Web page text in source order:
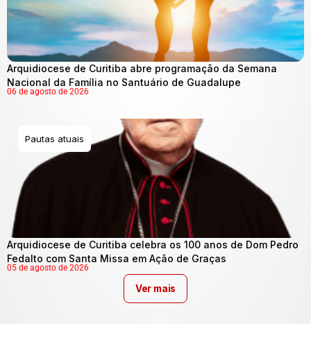
Arquidiocese de Curitiba abre programação da Semana
Nacional da Família no Santuário de Guadalupe
06 de agosto de 2026
Pautas atuais
Arquidiocese de Curitiba celebra os 100 anos de Dom Pedro
Fedalto com Santa Missa em Ação de Graças
05 de agosto de 2026
Ver mais